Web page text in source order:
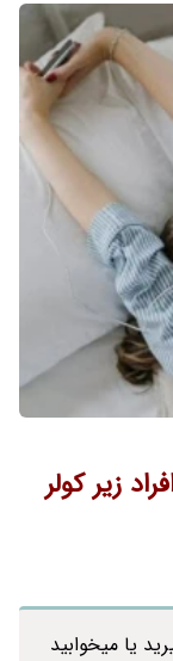
زیر کولر
یا میخوابید